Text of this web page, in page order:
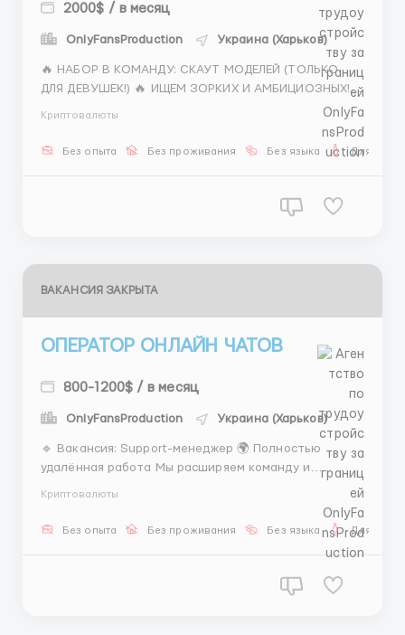
2000$ / в месяц
OnlyFansProduction Украина (Харьков)
🔥 НАБОР В КОМАНДУ: СКАУТ МОДЕЛЕЙ (ТОЛЬКО
ДЛЯ ДЕВУШЕК!) 🔥 ИЩЕМ ЗОРКИХ И АМБИЦИОЗНЫХ!
ХОЧЕШЬ ЗАРАБАТЫВАТЬ ОТ 1500$? ТЫ НАМ НУЖНА!
Привет! В наше модельное агентство требуется
Кастинг-менеджер (скаут). Мы ищем только
Криптовалюты
Без опыта Без проживания Без языка Для
ВАКАНСИЯ ЗАКРЫТА
ОПЕРАТОР ОНЛАЙН ЧАТОВ
800-1200$ / в месяц
OnlyFansProduction Украина (Харьков)
🔹 Вакансия: Support-менеджер 🌍 Полностью
удалённая работа Мы расширяем команду и
возможностью хорошего заработка и
Криптовалюты
Без опыта Без проживания Без языка Для